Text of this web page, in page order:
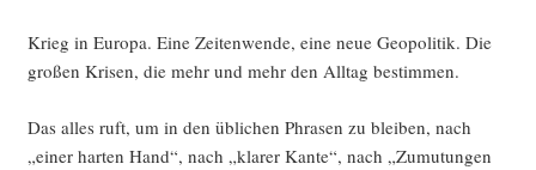
Krieg in Euro­pa. Eine Zei­ten­wen­de, eine neue Geo­po­li­tik. Die
gro­ßen Kri­sen, die mehr und mehr den All­tag bestimmen.
Das alles ruft, um in den übli­chen Phra­sen zu blei­ben, nach
„einer har­ten Hand“, nach „kla­rer Kan­te“, nach „Zumu­tun­gen